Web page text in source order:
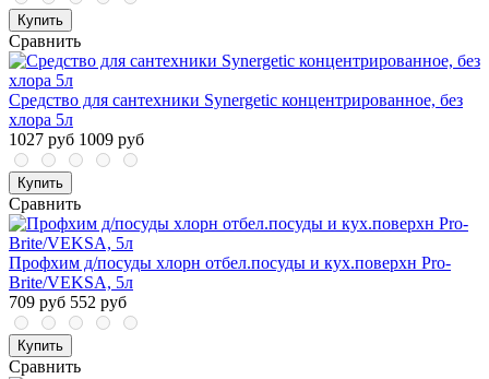
Купить
Сравнить
Средство для сантехники Synergetic концентрированное, без
хлора 5л
1027 руб 1009 руб
Купить
Сравнить
Профхим д/посуды хлорн отбел.посуды и кух.поверхн Pro-
Brite/VEKSA, 5л
709 руб 552 руб
Купить
Сравнить